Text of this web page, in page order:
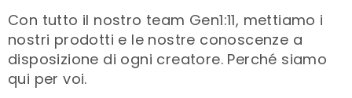
Con tutto il nostro team Gen1:11, mettiamo i
nostri prodotti e le nostre conoscenze a
disposizione di ogni creatore. Perché siamo
qui per voi.